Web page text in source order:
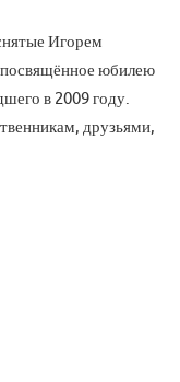
Игорем
юбилею
в 2009 году.
друзьями,